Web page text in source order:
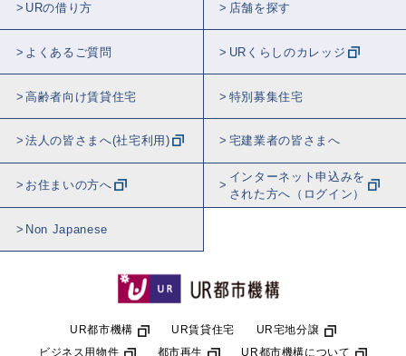
URの借り方 店舗を探す
よくあるご質問 URくらしのカレッジ
高齢者向け賃貸住宅 特別募集住宅
法人の皆さまへ(社宅利用) 宅建業者の皆さまへ
お住まいの方へ
インターネット申込みを
された方へ（ログイン）
Non Japanese
UR都市機構 UR賃貸住宅
UR宅地分譲
ビジネス用物件
都市再生 UR都市機構について